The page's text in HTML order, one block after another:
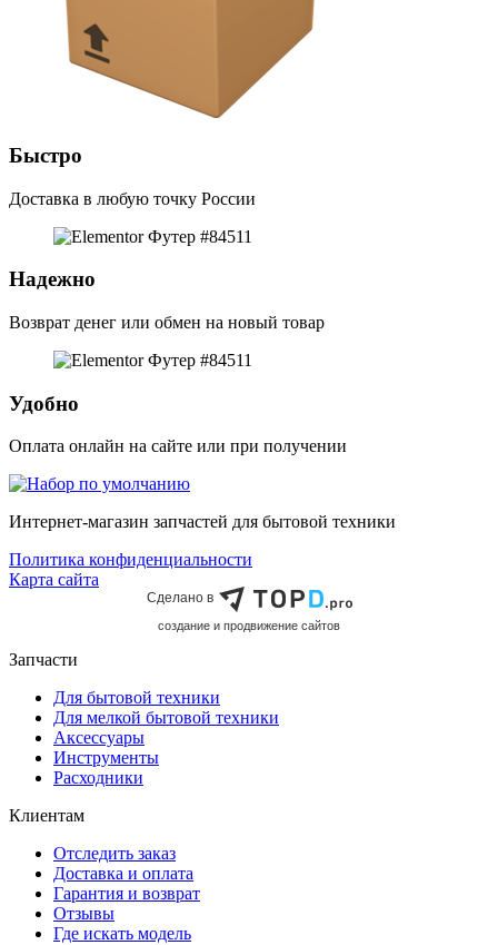
Быстро
Доставка в любую точку России
Надежно
Возврат денег или обмен на новый товар
Удобно
Оплата онлайн на сайте или при получении
Интернет-магазин запчастей для бытовой техники
Политика конфиденциальности
Карта сайта
Сделано в
cоздание и продвижение сайтов
Запчасти
Для бытовой техники
Для мелкой бытовой техники
Аксессуары
Инструменты
Расходники
Клиентам
Отследить заказ
Доставка и оплата
Гарантия и возврат
Отзывы
Где искать модель